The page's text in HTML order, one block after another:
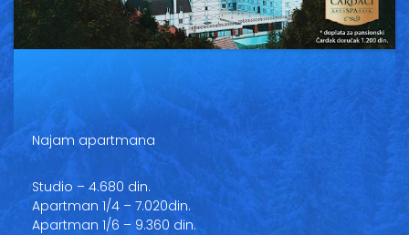
Galerija
HopNaKop
Najam apartmana
Studio – 4.680 din.
Apartman 1/4 – 7.020din.
Apartman 1/6 – 9.360 din.